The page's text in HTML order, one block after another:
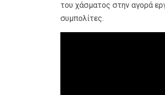
του χάσματος στην αγορά
συμπολίτες.